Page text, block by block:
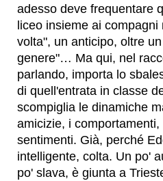
adesso deve frequentare
liceo insieme ai
volta", un anticipo, oltre
genere"… Ma qui, nel
parlando, importa lo
di quell'entrata in classe
scompiglia le dinamiche
amicizie, i
sentimenti. Già, perché
intelligente, colta. Un po'
po' slava, è giunta a